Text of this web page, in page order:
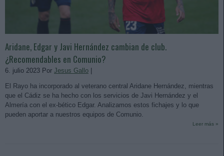
Aridane, Edgar y Javi Hernández cambian de club.
¿Recomendables en Comunio?
6. julio 2023 Por Jesus Gallo |
El Rayo ha incorporado al veterano central Aridane Hernández, mientras
que el Cádiz se ha hecho con los servicios de Javi Hernández y el
Almería con el ex-bético Edgar. Analizamos estos fichajes y lo que
pueden aportar a nuestros equipos de Comunio.
Leer más »